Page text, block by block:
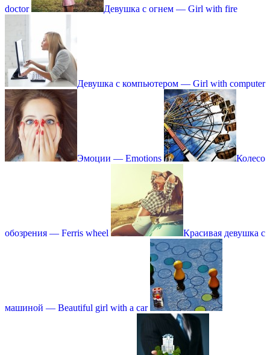
doctor Девушка с огнем — Girl with fire
Девушка с компьютером — Girl with computer
Эмоции — Emotions Колесо
обозрения — Ferris wheel Красивая девушка с
машиной — Beautiful girl with a car